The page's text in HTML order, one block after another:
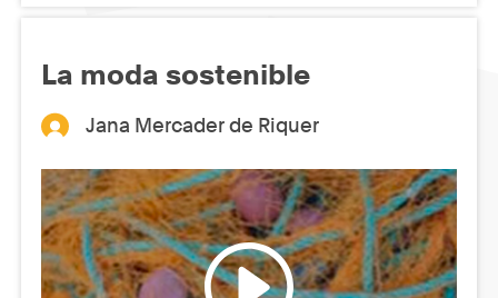
La moda sostenible
Jana Mercader de Riquer